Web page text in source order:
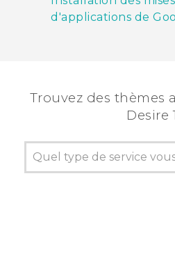
d'applications de
Trouvez des thèmes
Desire